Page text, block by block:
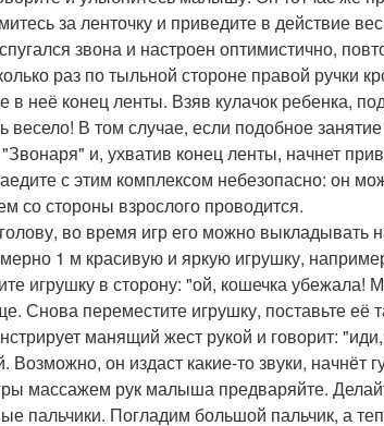
за ленточку и приведите в действие
звона и настроен оптимистично,
раз по тыльной стороне правой ручки
неё конец ленты. Взяв кулачок ребенка,
В том случае, если подобное
и, ухватив конец ленты, начнет
с этим комплексом небезопасно: он
со стороны взрослого проводится.
во время игр его можно выкладывать
1 м красивую и яркую игрушку,
игрушку в сторону: "ой, кошечка убежала!
Снова переместите игрушку, поставьте её
манящий жест рукой и говорит:
он издаст какие-то звуки, начнёт
массажем рук малыша предваряйте.
пальчики. Погладим большой пальчик, а